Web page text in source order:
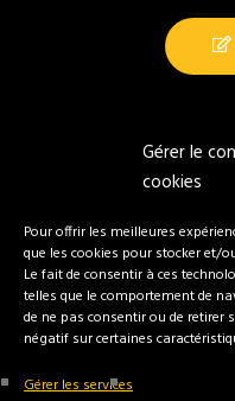
Gérer le
cookies
Pour offrir les meilleures
que les cookies pour stocker et/
Le fait de consentir à ces
telles que le comportement de
de ne pas consentir ou de
négatif sur certaines
Gérer les services
Tous droits
Réalisation